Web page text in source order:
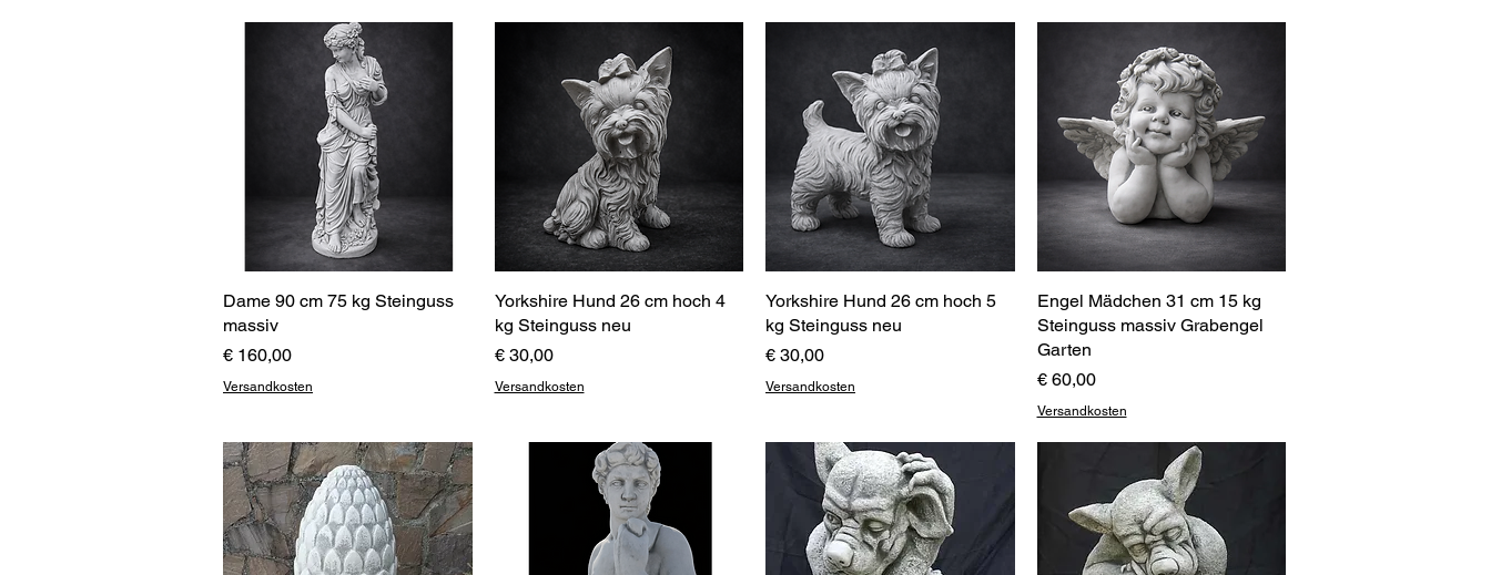
Schnellansicht
Dame 90 cm 75 kg Steinguss
massiv
Preis
€ 160,00
Versandkosten
Schnellansicht
Yorkshire Hund 26 cm hoch 4
kg Steinguss neu
Preis
€ 30,00
Versandkosten
Schnellansicht
Yorkshire Hund 26 cm hoch 5
kg Steinguss neu
Preis
€ 30,00
Versandkosten
Schnellansicht
Engel Mädchen 31 cm 15 kg
Steinguss massiv Grabengel
Garten
Preis
€ 60,00
Versandkosten